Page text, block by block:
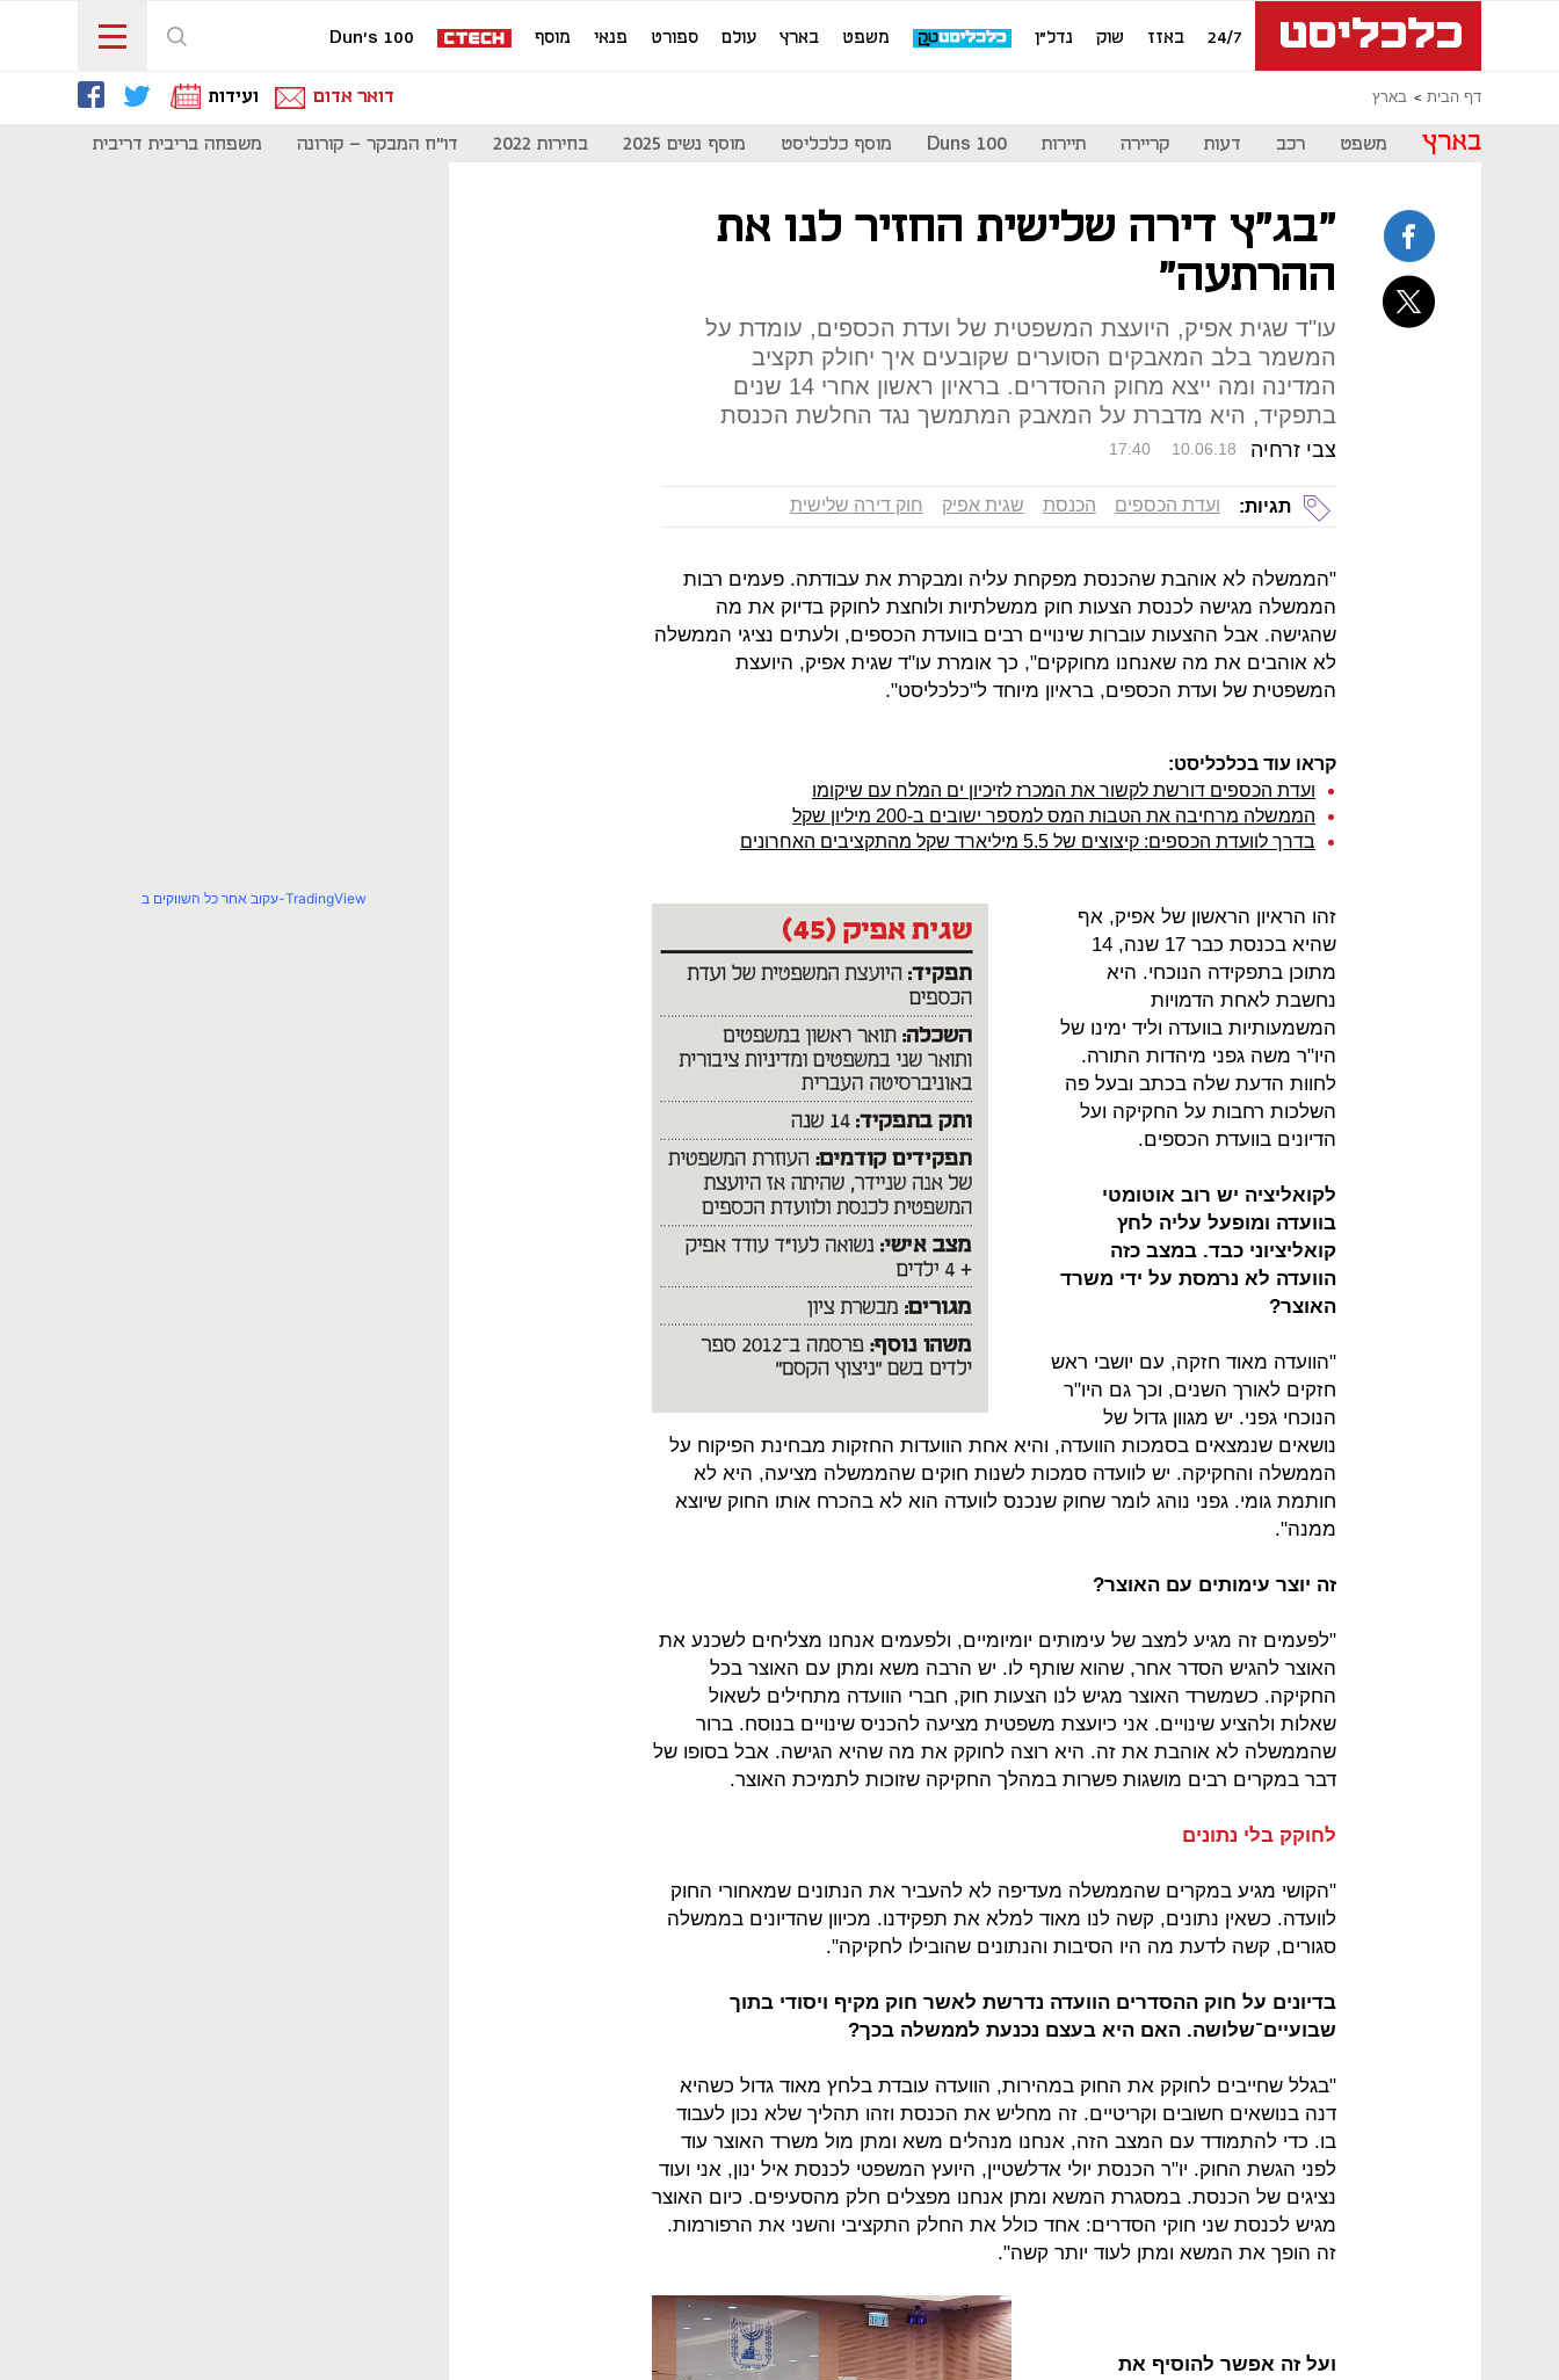
24/7 באזז שוק נדל"ן משפט בארץ עולם ספורט פנאי מוסף Dun's 100
דף הבית בארץ דואר אדום ועידות
בארץ משפט רכב דעות קריירה תיירות Duns 100 מוסף כלכליסט מוסף נשים 2025 בחירות 2022 דו"ח המבקר - קורונה משפחה בריבית דריבית
"בג"ץ דירה שלישית החזיר לנו את
ההרתעה"
עו"ד שגית אפיק, היועצת המשפטית של ועדת הכספים, עומדת על
המשמר בלב המאבקים הסוערים שקובעים איך יחולק תקציב
המדינה ומה ייצא מחוק ההסדרים. בראיון ראשון אחרי 14 שנים
בתפקיד, היא מדברת על המאבק המתמשך נגד החלשת הכנסת
צבי זרחיה 17:40 10.06.18
תגיות: ועדת הכספים הכנסת שגית אפיק חוק דירה שלישית
"הממשלה לא אוהבת שהכנסת מפקחת עליה ומבקרת את עבודתה. פעמים רבות
הממשלה מגישה לכנסת הצעות חוק ממשלתיות ולוחצת לחוקק בדיוק את מה
שהגישה. אבל ההצעות עוברות שינויים רבים בוועדת הכספים, ולעתים נציגי הממשלה
לא אוהבים את מה שאנחנו מחוקקים", כך אומרת עו"ד שגית אפיק, היועצת
המשפטית של ועדת הכספים, בראיון מיוחד ל"כלכליסט".
קראו עוד בכלכליסט:
ועדת הכספים דורשת לקשור את המכרז לזיכיון ים המלח עם שיקומו
הממשלה מרחיבה את הטבות המס למספר ישובים ב-200 מיליון שקל
בדרך לוועדת הכספים: קיצוצים של 5.5 מיליארד שקל מהתקציבים האחרונים
זהו הראיון הראשון של אפיק, אף
שהיא בכנסת כבר 17 שנה, 14
מתוכן בתפקידה הנוכחי. היא
נחשבת לאחת הדמויות
המשמעותיות בוועדה וליד ימינו של
היו"ר משה גפני מיהדות התורה.
לחוות הדעת שלה בכתב ובעל פה
השלכות רחבות על החקיקה ועל
הדיונים בוועדת הכספים.
לקואליציה יש רוב אוטומטי
בוועדה ומופעל עליה לחץ
קואליציוני כבד. במצב כזה
הוועדה לא נרמסת על ידי משרד
האוצר?
"הוועדה מאוד חזקה, עם יושבי ראש
חזקים לאורך השנים, וכך גם היו"ר
הנוכחי גפני. יש מגוון גדול של
נושאים שנמצאים בסמכות הוועדה, והיא אחת הוועדות החזקות מבחינת הפיקוח על
הממשלה והחקיקה. יש לוועדה סמכות לשנות חוקים שהממשלה מציעה, היא לא
חותמת גומי. גפני נוהג לומר שחוק שנכנס לוועדה הוא לא בהכרח אותו החוק שיוצא
ממנה".
זה יוצר עימותים עם האוצר?
"לפעמים זה מגיע למצב של עימותים יומיומיים, ולפעמים אנחנו מצליחים לשכנע את
האוצר להגיש הסדר אחר, שהוא שותף לו. יש הרבה משא ומתן עם האוצר בכל
החקיקה. כשמשרד האוצר מגיש לנו הצעות חוק, חברי הוועדה מתחילים לשאול
שאלות ולהציע שינויים. אני כיועצת משפטית מציעה להכניס שינויים בנוסח. ברור
שהממשלה לא אוהבת את זה. היא רוצה לחוקק את מה שהיא הגישה. אבל בסופו של
דבר במקרים רבים מושגות פשרות במהלך החקיקה שזוכות לתמיכת האוצר.
לחוקק בלי נתונים
"הקושי מגיע במקרים שהממשלה מעדיפה לא להעביר את הנתונים שמאחורי החוק
לוועדה. כשאין נתונים, קשה לנו מאוד למלא את תפקידנו. מכיוון שהדיונים בממשלה
סגורים, קשה לדעת מה היו הסיבות והנתונים שהובילו לחקיקה".
בדיונים על חוק ההסדרים הוועדה נדרשת לאשר חוק מקיף ויסודי בתוך
שבועיים־שלושה. האם היא בעצם נכנעת לממשלה בכך?
"בגלל שחייבים לחוקק את החוק במהירות, הוועדה עובדת בלחץ מאוד גדול כשהיא
דנה בנושאים חשובים וקריטיים. זה מחליש את הכנסת וזהו תהליך שלא נכון לעבוד
בו. כדי להתמודד עם המצב הזה, אנחנו מנהלים משא ומתן מול משרד האוצר עוד
לפני הגשת החוק. יו"ר הכנסת יולי אדלשטיין, היועץ המשפטי לכנסת איל ינון, אני ועוד
נציגים של הכנסת. במסגרת המשא ומתן אנחנו מפצלים חלק מהסעיפים. כיום האוצר
מגיש לכנסת שני חוקי הסדרים: אחד כולל את החלק התקציבי והשני את הרפורמות.
זה הופך את המשא ומתן לעוד יותר קשה".
ועל זה אפשר להוסיף את
עקוב אחר כל השווקים ב-TradingView